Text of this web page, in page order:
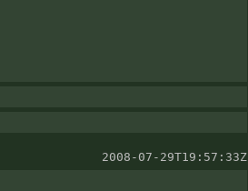
2008-07-29T19:57:33Z